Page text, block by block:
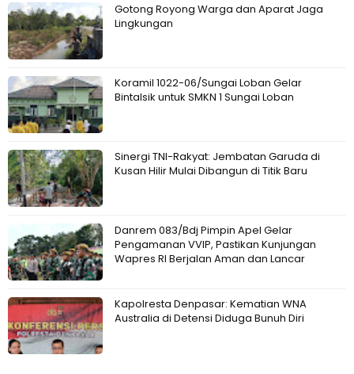
Gotong Royong Warga dan Aparat Jaga
Lingkungan
Koramil 1022-06/Sungai Loban Gelar
Bintalsik untuk SMKN 1 Sungai Loban
Sinergi TNI-Rakyat: Jembatan Garuda di
Kusan Hilir Mulai Dibangun di Titik Baru
Danrem 083/Bdj Pimpin Apel Gelar
Pengamanan VVIP, Pastikan Kunjungan
Wapres RI Berjalan Aman dan Lancar
Kapolresta Denpasar: Kematian WNA
Australia di Detensi Diduga Bunuh Diri